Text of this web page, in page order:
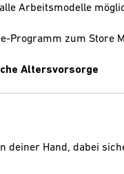
Arbeitsmodelle
Programm zum Store
Altersvorsorge
deiner Hand, dabei